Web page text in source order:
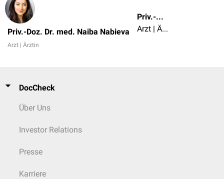
Priv.-Doz. Dr. med. Naiba Nabieva
Arzt | Ärztin
Priv.-Doz. Dr. med. Naiba Nabieva
Arzt | Ärztin
DocCheck
Über Uns
Investor Relations
Presse
Karriere